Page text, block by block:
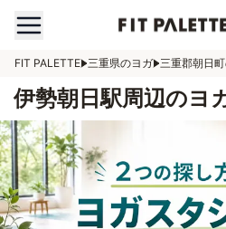
FIT PALETTE 三重県のヨガ 三重郡朝日
伊勢朝日駅周辺のヨ